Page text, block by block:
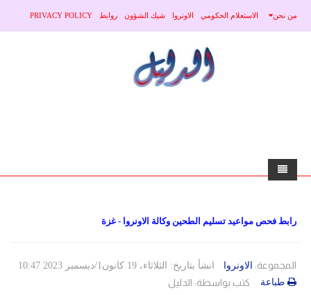
من نحن الاستعلام الحكومي الاونروا شيك الشؤون روابط PRIVACY POLICY
رابط فحص مواعيد تسليم الطحين وكالة الاونروا - غزة
المجموعة: الاونروا انشأ بتاريخ: الثلاثاء، 19 كانون1/ديسمبر 2023 10:47
كتب بواسطة: الدليل طباعة
محلي
عربي
منوعات
صحة